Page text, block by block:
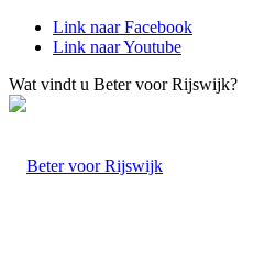
Link naar Facebook
Link naar Youtube
Wat vindt u Beter voor Rijswijk?